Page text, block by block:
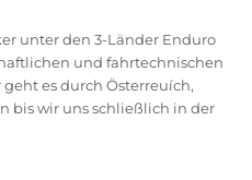
unter den 3-Länder Enduro
und fahrtechnischen
es durch Österreuích,
bis wir uns schließlich in der